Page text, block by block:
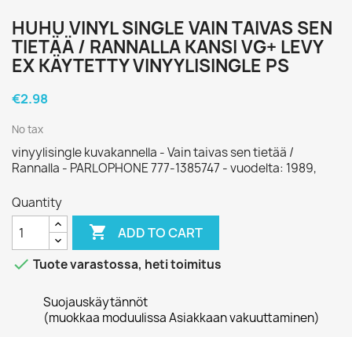
HUHU VINYL SINGLE VAIN TAIVAS SEN
TIETÄÄ / RANNALLA KANSI VG+ LEVY
EX KÄYTETTY VINYYLISINGLE PS
€2.98
No tax
vinyylisingle kuvakannella - Vain taivas sen tietää /
Rannalla - PARLOPHONE 777-1385747 - vuodelta: 1989,
Quantity
 ADD TO CART
 Tuote varastossa, heti toimitus
Suojauskäytännöt
(muokkaa moduulissa Asiakkaan vakuuttaminen)